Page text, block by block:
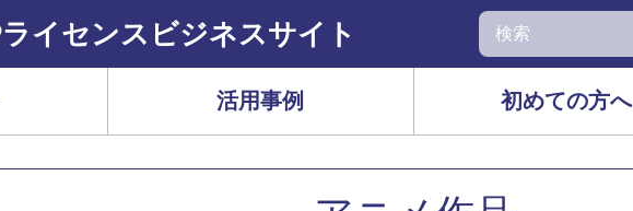
イセンスビジネスサイト
活用事例 初めての方へ